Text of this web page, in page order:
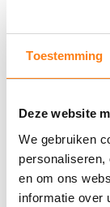
Toestemming
Deze website
We gebruiken
en om ons
informatie over
Wilt u niet
werken. Met
Neemcontact